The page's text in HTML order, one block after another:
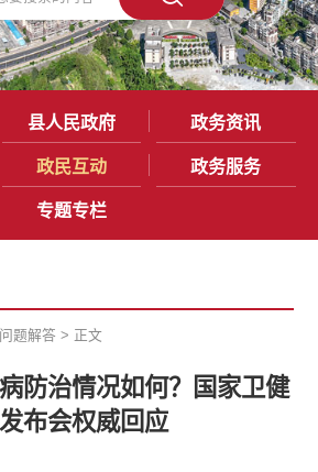
县人民政府 政务资讯
政民互动 政务服务
专题专栏
题解答 > 正文
防治情况如何？国家卫健
布会权威回应